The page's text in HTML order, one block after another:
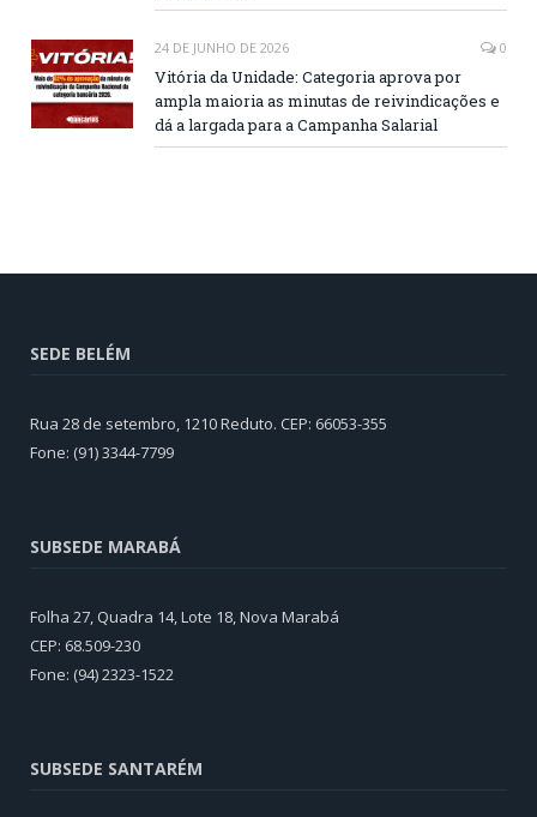
24 DE JUNHO DE 2026 0
Vitória da Unidade: Categoria aprova por
ampla maioria as minutas de reivindicações e
dá a largada para a Campanha Salarial
SEDE BELÉM
Rua 28 de setembro, 1210 Reduto. CEP: 66053-355
Fone: (91) 3344-7799
SUBSEDE MARABÁ
Folha 27, Quadra 14, Lote 18, Nova Marabá
CEP: 68.509-230
Fone: (94) 2323-1522
SUBSEDE SANTARÉM